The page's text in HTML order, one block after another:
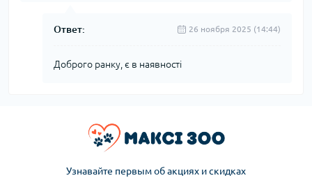
Ответ: 26 ноября 2025 (14:44)
Доброго ранку, є в наявності
Узнавайте первым об акциях и скидках